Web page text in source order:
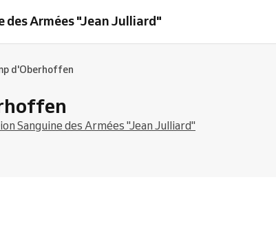
Armées "Jean Julliard"
d'Oberhoffen
Sanguine des Armées "Jean Julliard"